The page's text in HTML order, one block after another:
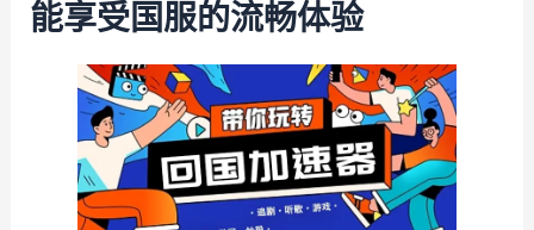
能享受国服的流畅体验